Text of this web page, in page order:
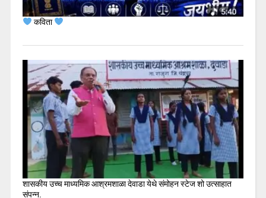
कविता
शासकीय उच्च माध्यमिक आश्रमशाळा देवाडा येथे संमोहन स्टेज शो उत्साहात
संपन्न.